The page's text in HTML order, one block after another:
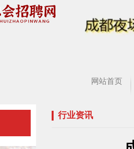
网站首页
行业资讯